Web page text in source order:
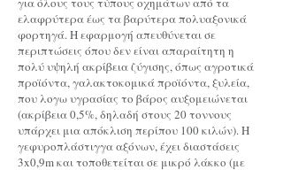
ελαφρύτερα έως τα βαρύτερα πολυαξονικά
φορτηγά. Η εφαρμογή απευθύνεται σε
περιπτώσεις όπου δεν είναι απαραίτητη η
πολύ υψηλή ακρίβεια ζύγισης, όπως αγροτικά
προϊόντα, γαλακτοκομικά προϊόντα, ξυλεία,
που λογω υγρασίας το βάρος αυξομειώνεται
(ακρίβεια 0,5%, δηλαδή στους 20 τοννους
υπάρχει μια απόκλιση περίπου 100 κιλών). Η
γεφυροπλάστιγγα αξόνων, έχει διαστάσεις
3x0,9m και τοποθετείται σε μικρό λάκκο (με